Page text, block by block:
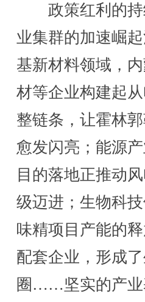
政策红利的持
业集群的加速崛
基新材料领域，
材等企业构建起
整链条，让霍林
愈发闪亮；能源
目的落地正推动
级迈进；生物科
味精项目产能的
配套企业，形成
圈……坚实的产业